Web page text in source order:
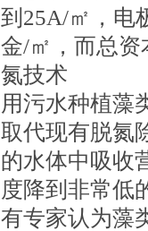
到25A/㎡，电
金/㎡，而总资
氮技术
用污水种植藻
取代现有脱氮
的水体中吸收
度降到非常低
有专家认为藻